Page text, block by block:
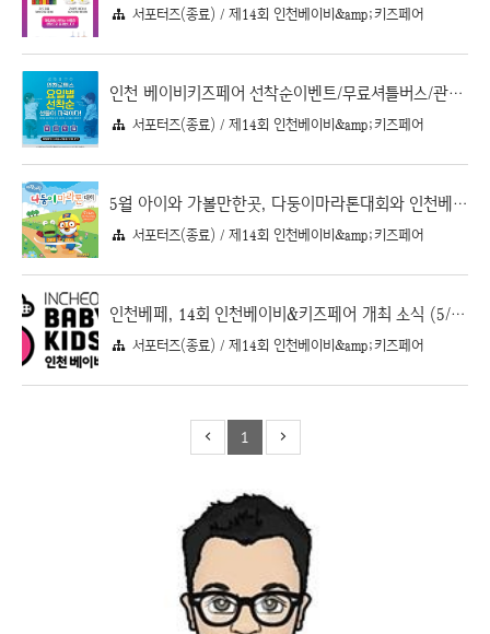
서포터즈(종료) / 제14회 인천베이비&amp;키즈페어
인천 베이비키즈페어 선착순이벤트/무료셔틀버스/관람선물 정리
서포터즈(종료) / 제14회 인천베이비&amp;키즈페어
5월 아이와 가볼만한곳, 다둥이마라톤대회와 인천베이비키즈페어 인천베페
서포터즈(종료) / 제14회 인천베이비&amp;키즈페어
인천베페, 14회 인천베이비&키즈페어 개최 소식 (5/25~5/28)
서포터즈(종료) / 제14회 인천베이비&amp;키즈페어
1